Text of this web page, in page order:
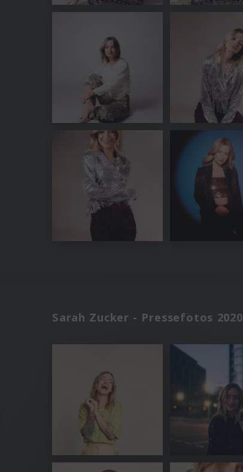
Sarah Zucker - Pressefotos 2020